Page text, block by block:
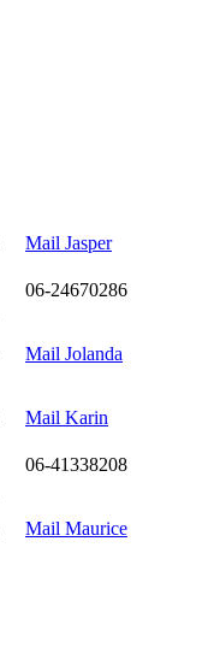
Mail Jasper
06-24670286
Mail Jolanda
Mail Karin
06-41338208
Mail Maurice